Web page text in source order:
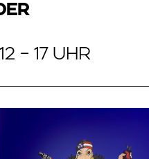
– 17 UHR